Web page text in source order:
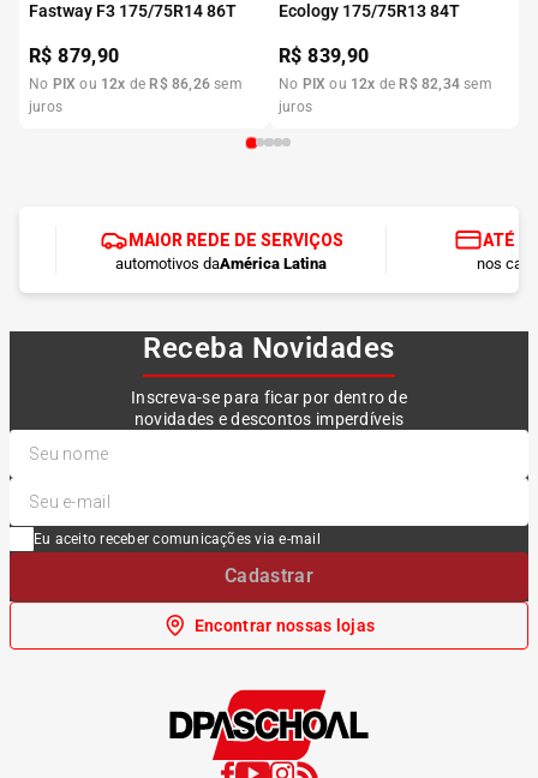
Fastway F3 175/75R14 86T
R$879,90
No PIX ou 12x de R$ 86,26 sem
juros
Ecology 175/75R13 84T
R$839,90
No PIX ou 12x de R$ 82,34 sem
juros
MAIOR REDE DE SERVIÇOS
automotivos daAmérica Latina
ATÉ
nos
Receba Novidades
Inscreva-se para ficar por dentro de
novidades e descontos imperdíveis
Eu aceito receber comunicações via e-mail
Cadastrar
Encontrar nossas lojas